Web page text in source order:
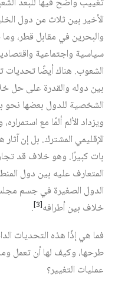
الأخير بين ثلاث من دول
والبحرين في مقابل قطر،
سياسية واجتماعية
الشعوب. هناك أيضًا تحديات
بين دوله والقدرة على حل
الشخصية للدول بعضها
ويزداد الألم ألمًا مع
الإقليمي المشترك. بل إن
بات كبيرًا. وهو خلاف قد
المتعارف عليه بين دول
الدول الصغيرة في جسم
خلاف بين أطرافه[3]
.
فما هي إذًا هذه التحديات
طرحها، وكيف لها أن تعمل
عمليات التغيير؟